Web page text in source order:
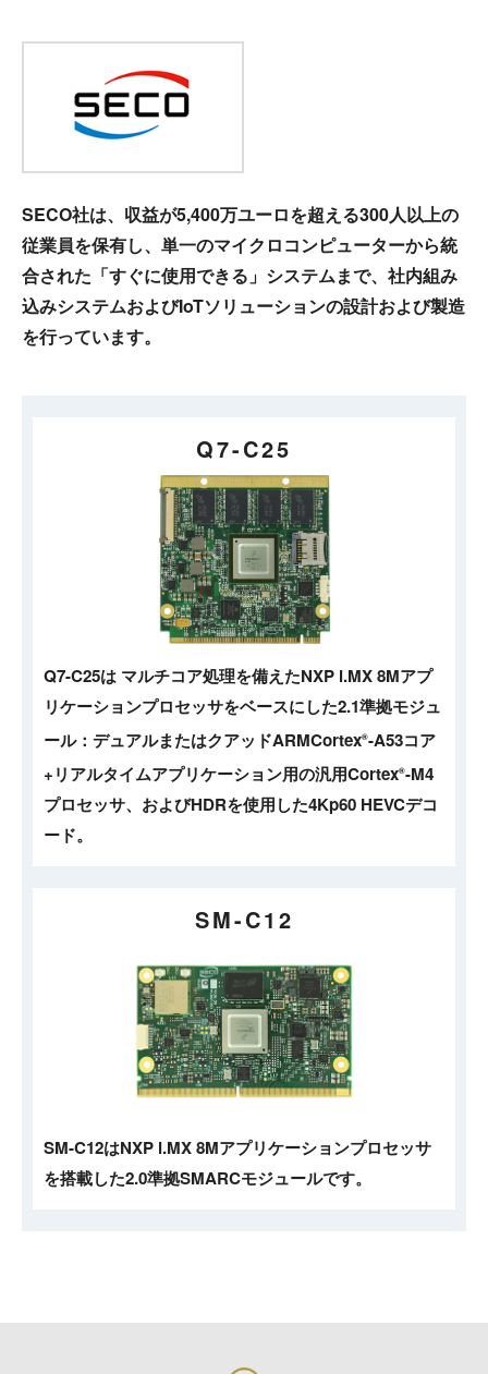
SECO社は、収益が5,400万ユーロを超える300人以上の
従業員を保有し、単一のマイクロコンピューターから統
合された「すぐに使用できる」システムまで、社内組み
込みシステムおよびIoTソリューションの設計および製造
を行っています。
Q7-C25
Q7-C25は マルチコア処理を備えたNXP i.MX 8Mアプ
リケーションプロセッサをベースにした2.1準拠モジュ
ール：デュアルまたはクアッドARMCortex®-A53コア
+リアルタイムアプリケーション用の汎用Cortex®-M4
プロセッサ、およびHDRを使用した4Kp60 HEVCデコ
ード。
SM-C12
SM-C12はNXP i.MX 8Mアプリケーションプロセッサ
を搭載した2.0準拠SMARCモジュールです。